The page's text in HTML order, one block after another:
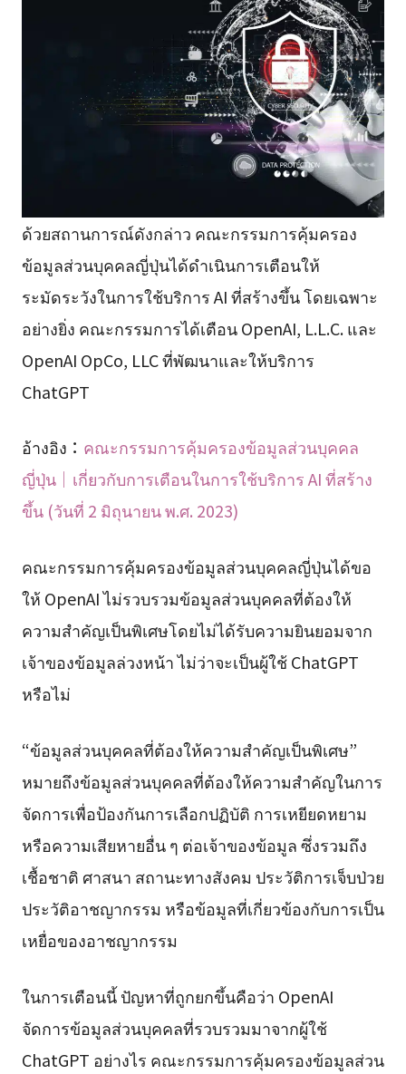
ด้วยสถานการณ์ดังกล่าว คณะกรรมการคุ้มครอง
ข้อมูลส่วนบุคคลญี่ปุ่นได้ดำเนินการเตือนให้
ระมัดระวังในการใช้บริการ AI ที่สร้างขึ้น โดยเฉพาะ
อย่างยิ่ง คณะกรรมการได้เตือน OpenAI, L.L.C. และ
OpenAI OpCo, LLC ที่พัฒนาและให้บริการ
ChatGPT
อ้างอิง： คณะกรรมการคุ้มครองข้อมูลส่วนบุคคล
ญี่ปุ่น｜เกี่ยวกับการเตือนในการใช้บริการ AI ที่สร้าง
ขึ้น (วันที่ 2 มิถุนายน พ.ศ. 2023)
คณะกรรมการคุ้มครองข้อมูลส่วนบุคคลญี่ปุ่นได้ขอ
ให้ OpenAI ไม่รวบรวมข้อมูลส่วนบุคคลที่ต้องให้
ความสำคัญเป็นพิเศษโดยไม่ได้รับความยินยอมจาก
เจ้าของข้อมูลล่วงหน้า ไม่ว่าจะเป็นผู้ใช้ ChatGPT
หรือไม่
“ข้อมูลส่วนบุคคลที่ต้องให้ความสำคัญเป็นพิเศษ”
หมายถึงข้อมูลส่วนบุคคลที่ต้องให้ความสำคัญในการ
จัดการเพื่อป้องกันการเลือกปฏิบัติ การเหยียดหยาม
หรือความเสียหายอื่น ๆ ต่อเจ้าของข้อมูล ซึ่งรวมถึง
เชื้อชาติ ศาสนา สถานะทางสังคม ประวัติการเจ็บป่วย
ประวัติอาชญากรรม หรือข้อมูลที่เกี่ยวข้องกับการเป็น
เหยื่อของอาชญากรรม
ในการเตือนนี้ ปัญหาที่ถูกยกขึ้นคือว่า OpenAI
จัดการข้อมูลส่วนบุคคลที่รวบรวมมาจากผู้ใช้
ChatGPT อย่างไร คณะกรรมการคุ้มครองข้อมูลส่วน